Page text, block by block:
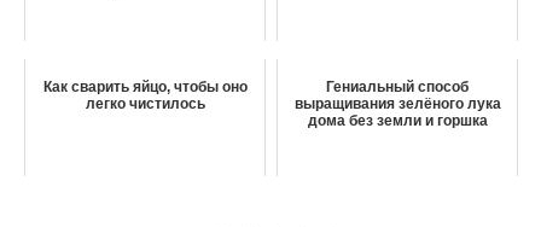
Как сварить яйцо, чтобы оно
легко чистилось
Гениальный способ
выращивания зелёного лука
дома без земли и горшка